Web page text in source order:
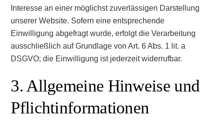
Interesse an einer möglichst zuverlässigen Darstellung
unserer Website. Sofern eine entsprechende
Einwilligung abgefragt wurde, erfolgt die Verarbeitung
ausschließlich auf Grundlage von Art. 6 Abs. 1 lit. a
DSGVO; die Einwilligung ist jederzeit widerrufbar.
3. Allgemeine Hinweise und
Pflicht­informationen